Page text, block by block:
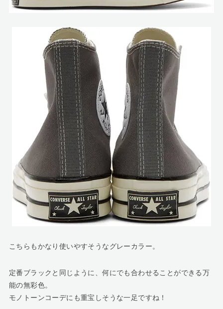
こちらもかなり使いやすそうなグレーカラー。
定番ブラックと同じように、何にでも合わせることができる万
能の無彩色。
モノトーンコーデにも重宝しそうな一足ですね！